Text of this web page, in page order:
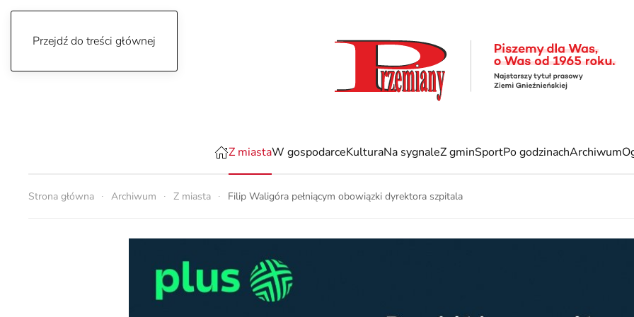
Przejdź do treści głównej
Z miastaW gospodarceKulturaNa sygnaleZ gminSportPo godzinachArchiwum
Strona główna Archiwum Z miasta Filip Waligóra pełniącym obowiązki dyrektora szpitala